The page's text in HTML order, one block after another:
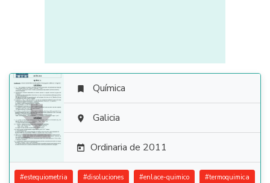

 Química
 Galicia
 Ordinaria de 2011
#estequiometria #disoluciones #enlace-quimico #termoquimica